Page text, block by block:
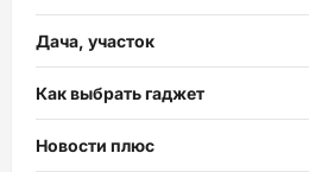
Дача, участок
Как выбрать гаджет
Новости плюс